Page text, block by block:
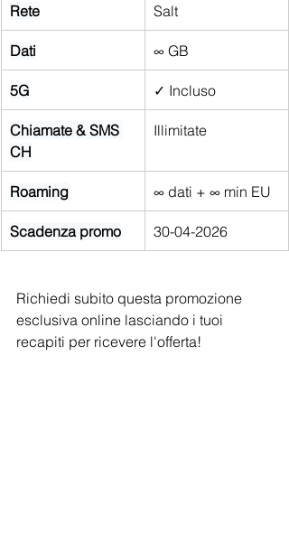
Rete Salt
Dati ∞ GB
5G ✓ Incluso
Chiamate & SMS
CH
Illimitate
Roaming ∞ dati + ∞ min EU
Scadenza promo 30-04-2026
Richiedi subito questa promozione
esclusiva online lasciando i tuoi
recapiti per ricevere l'offerta!